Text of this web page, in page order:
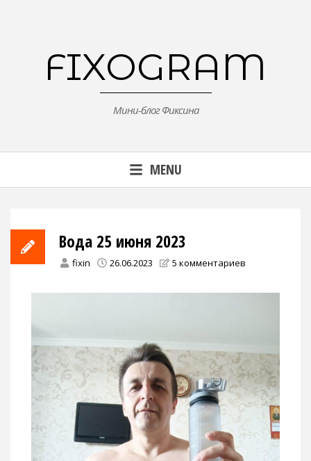
FIXOGRAM
Мини-блог Фиксина
MENU
Вода 25 июня 2023
fixin 26.06.2023 5 комментариев